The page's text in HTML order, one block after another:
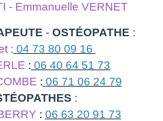
- Emmanuelle VERNET
- OSTÉOPATHE :
: 04 73 80 09 16
: 06 40 64 51 73
: 06 71 06 24 79
:
: 06 63 20 91 73